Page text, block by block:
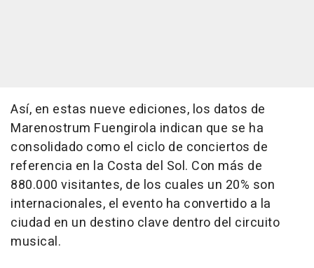
Así, en estas nueve ediciones, los datos de
Marenostrum Fuengirola indican que se ha
consolidado como el ciclo de conciertos de
referencia en la Costa del Sol. Con más de
880.000 visitantes, de los cuales un 20% son
internacionales, el evento ha convertido a la
ciudad en un destino clave dentro del circuito
musical.